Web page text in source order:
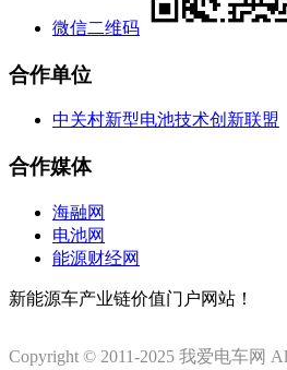
微信二维码
合作单位
中关村新型电池技术创新联盟
合作媒体
海融网
电池网
能源财经网
新能源车产业链价值门户网站！
Copyright © 2011-2025 我爱电车网